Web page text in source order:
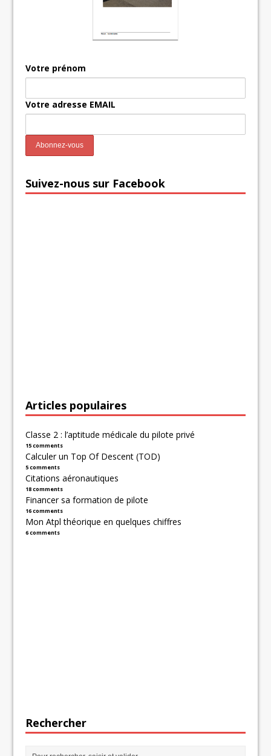
Votre prénom
Votre adresse EMAIL
Suivez-nous sur Facebook
Articles populaires
Classe 2 : l’aptitude médicale du pilote privé
15 comments
Calculer un Top Of Descent (TOD)
5 comments
Citations aéronautiques
18 comments
Financer sa formation de pilote
16 comments
Mon Atpl théorique en quelques chiffres
6 comments
Rechercher